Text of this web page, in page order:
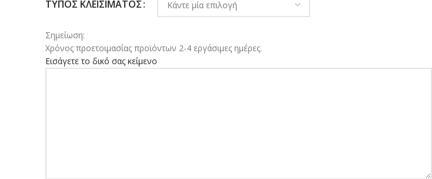
ΤΎΠΟΣ ΚΛΕΙΣΊΜΑΤΟΣ
Σημείωση:
Χρόνος προετοιμασίας προϊόντων 2-4 εργάσιμες ημέρες.
Εισάγετε το δικό σας κείμενο